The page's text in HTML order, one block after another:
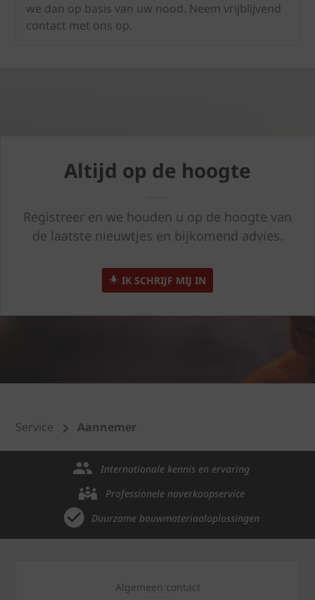
we dan op basis van uw nood. Neem vrijblijvend
contact met ons op.
Altijd op de hoogte
Registreer en we houden u op de hoogte van
de laatste nieuwtjes en bijkomend advies.
IK SCHRIJF MIJ IN
Service Aannemer
Internationale kennis en ervaring
Professionele naverkoopservice
Duurzame bouwmateriaaloplossingen
Algemeen contact